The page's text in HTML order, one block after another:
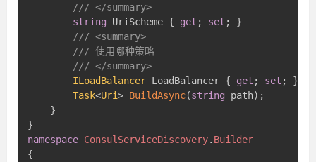
/// </summary>
string UriScheme { get ; set ;
}
/// <summary>
/// 使用哪种策略
/// </summary>
ILoadBalancer LoadBalancer { get ; set ;
}
Task<Uri> BuildAsync(string path) ;
}
}
namespace ConsulServiceDiscovery. Builder
{